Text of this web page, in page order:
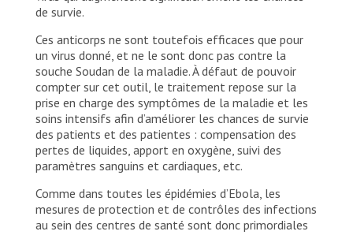
de survie.
Ces anticorps ne sont toutefois efficaces que pour
un virus donné, et ne le sont donc pas contre la
souche Soudan de la maladie. À défaut de pouvoir
compter sur cet outil, le traitement repose sur la
prise en charge des symptômes de la maladie et les
soins intensifs afin d’améliorer les chances de survie
des patients et des patientes : compensation des
pertes de liquides, apport en oxygène, suivi des
paramètres sanguins et cardiaques, etc.
Comme dans toutes les épidémies d’Ebola, les
mesures de protection et de contrôles des infections
au sein des centres de santé sont donc primordiales